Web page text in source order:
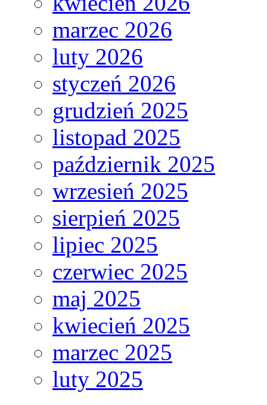
marzec 2026
luty 2026
styczeń 2026
grudzień 2025
listopad 2025
październik 2025
wrzesień 2025
sierpień 2025
lipiec 2025
czerwiec 2025
maj 2025
kwiecień 2025
marzec 2025
luty 2025